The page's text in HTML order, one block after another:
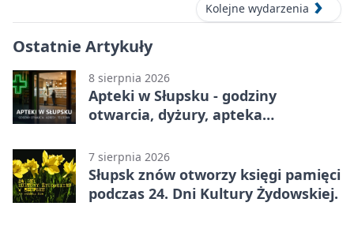
Kolejne wydarzenia
Ostatnie Artykuły
8 sierpnia 2026
Apteki w Słupsku - godziny
otwarcia, dyżury, apteka
7 sierpnia 2026
Słupsk znów otworzy księgi pamięci
podczas 24. Dni Kultury Żydowskiej.